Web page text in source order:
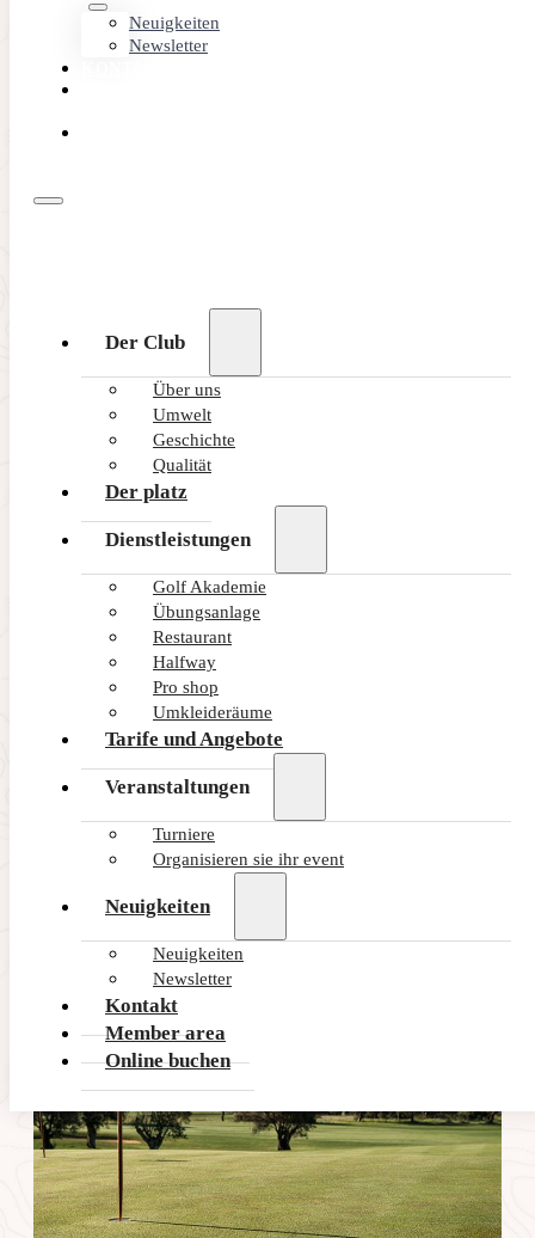
Neuigkeiten
Newsletter
Der Club
Über uns
Umwelt
Geschichte
Qualität
Der platz
Dienstleistungen
Golf Akademie
Übungsanlage
Restaurant
Halfway
Pro shop
Umkleideräume
Tarife und Angebote
Veranstaltungen
Turniere
Organisieren sie ihr event
Neuigkeiten
Neuigkeiten
Newsletter
Kontakt
Member area
Online buchen